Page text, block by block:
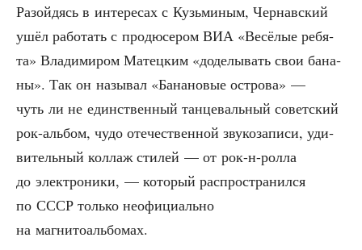
Разой­дясь в инте­ре­сах с Кузь­ми­ным, Чер­нав­ский
ушёл рабо­тать с про­дю­се­ром ВИА «Весё­лые ребя­
та» Вла­ди­ми­ром Матец­ким «доде­лы­вать свои бана­
ны». Так он назы­вал «Бана­но­вые ост­ро­ва» —
чуть ли не един­ствен­ный тан­це­валь­ный совет­ский
рок-аль­бом, чудо оте­че­ствен­ной зву­ко­за­пи­си, уди­
ви­тель­ный кол­лаж сти­лей — от рок-н-рол­ла
до элек­тро­ни­ки, — кото­рый рас­про­стра­нил­ся
по СССР толь­ко неофи­ци­аль­но
на магнитоальбомах.